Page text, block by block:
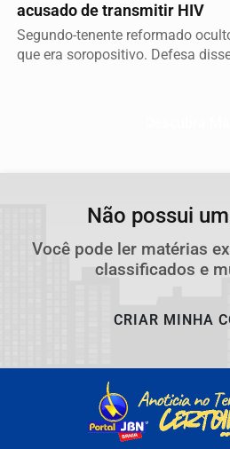
acusado de transmitir HIV
Segundo-tenente reformado
que era soropositivo. Defesa
Não possui
Você pode ler matérias
classificados e
CRIAR MINHA